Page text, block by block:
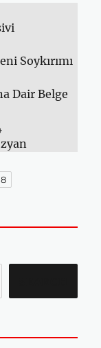
Soykırımı
Dair Belge
,
Sayfa
8